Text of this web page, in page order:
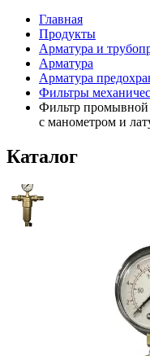
Главная
Продукты
Арматура и
Арматура
Арматура
Фильтры
Фильтр промывной
с манометром и
Каталог